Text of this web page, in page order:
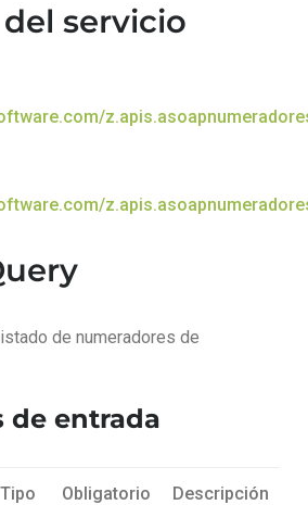
servicio
de numeradores de
de entrada
Tipo Obligatorio Descripción